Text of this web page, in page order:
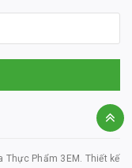
Phẩm 3EM. Thiết kế